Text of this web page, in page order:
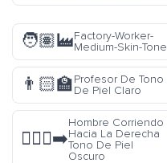
🧑🏽‍🏭Factory-Worker-
Medium-Skin-Tone
👨🏻‍🏫Profesor De Tono
De Piel Claro
🏃🏿‍♂️‍➡️
Hombre Corriendo
Hacia La Derecha
Tono De Piel
Oscuro